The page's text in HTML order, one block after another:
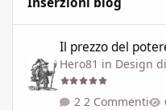
Il prezzo del
Hero81 in Design
2 Commenti